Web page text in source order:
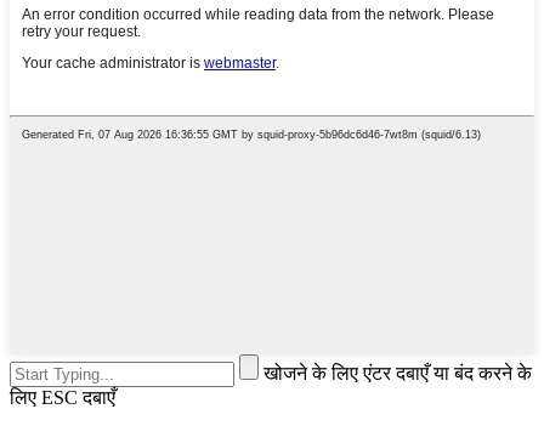
खोजने के लिए एंटर दबाएँ या बंद करने के
लिए ESC दबाएँ